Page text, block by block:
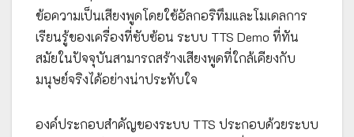
ข้อความเป็นเสียงพูดโดยใช้อัลกอริทึมและโมเดลการ
เรียนรู้ของเครื่องที่ซับซ้อน ระบบ TTS Demo ที่ทัน
สมัยในปัจจุบันสามารถสร้างเสียงพูดที่ใกล้เคียงกับ
มนุษย์จริงได้อย่างน่าประทับใจ
องค์ประกอบสำคัญของระบบ TTS ประกอบด้วยระบบ